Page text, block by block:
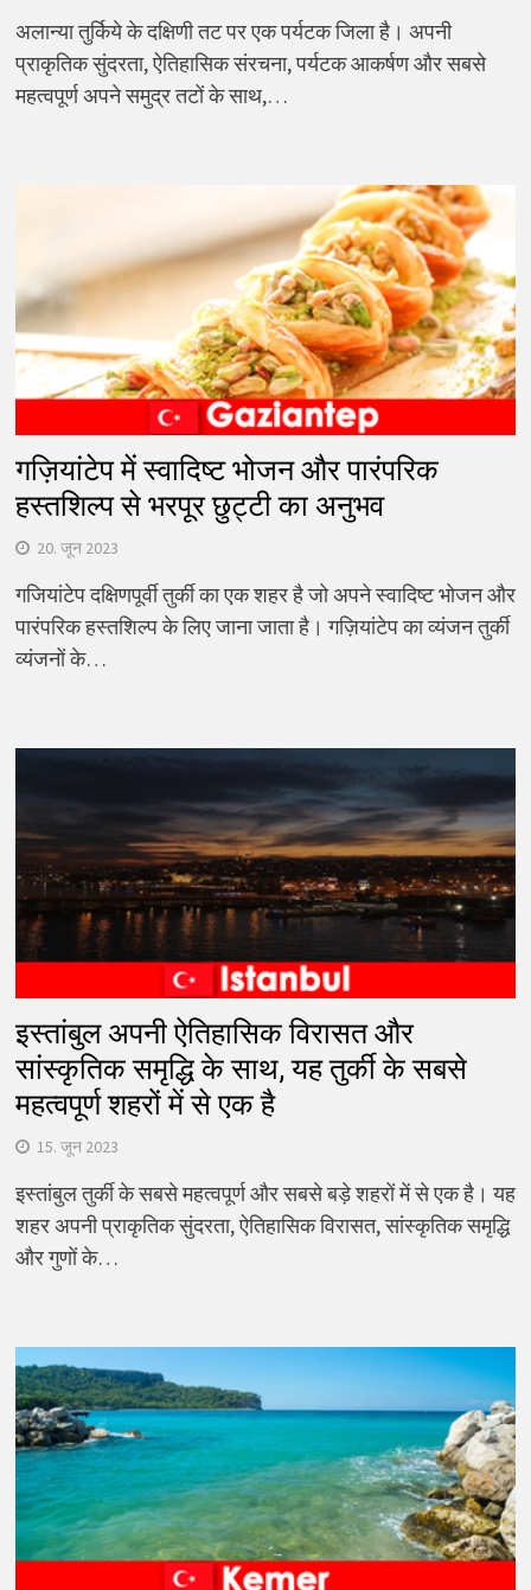
अलान्या तुर्किये के दक्षिणी तट पर एक पर्यटक जिला है। अपनी
प्राकृतिक सुंदरता, ऐतिहासिक संरचना, पर्यटक आकर्षण और सबसे
महत्वपूर्ण अपने समुद्र तटों के साथ,…
गज़ियांटेप में स्वादिष्ट भोजन और पारंपरिक
हस्तशिल्प से भरपूर छुट्टी का अनुभव
20. जून 2023
गजियांटेप दक्षिणपूर्वी तुर्की का एक शहर है जो अपने स्वादिष्ट भोजन और
पारंपरिक हस्तशिल्प के लिए जाना जाता है। गज़ियांटेप का व्यंजन तुर्की
व्यंजनों के…
इस्तांबुल अपनी ऐतिहासिक विरासत और
सांस्कृतिक समृद्धि के साथ, यह तुर्की के सबसे
महत्वपूर्ण शहरों में से एक है
15. जून 2023
इस्तांबुल तुर्की के सबसे महत्वपूर्ण और सबसे बड़े शहरों में से एक है। यह
शहर अपनी प्राकृतिक सुंदरता, ऐतिहासिक विरासत, सांस्कृतिक समृद्धि
और गुणों के…